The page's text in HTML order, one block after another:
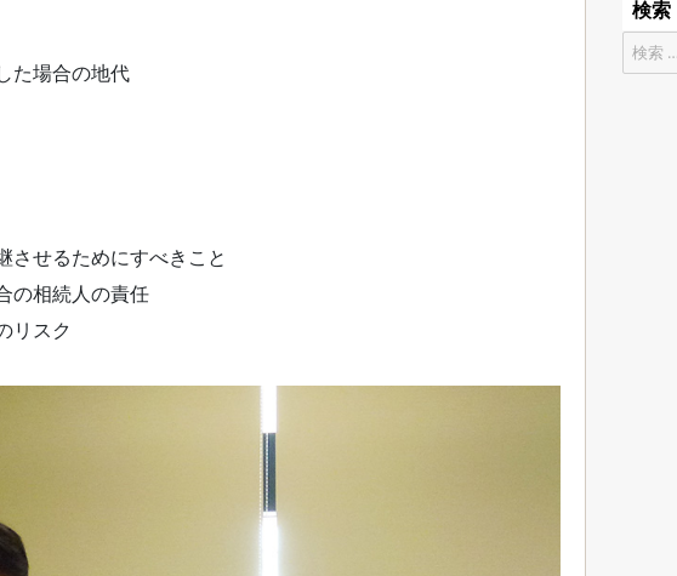
た場合の地代
せるためにすべきこと
の相続人の責任
リスク
検索
検
索